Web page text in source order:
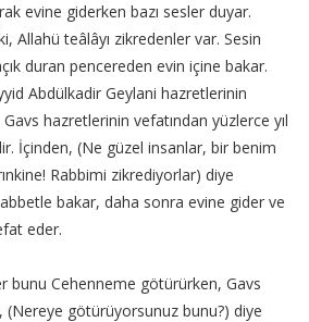
evine giderken bazı sesler duyar.
Allahü teâlâyı zikredenler var. Sesin
duran pencereden evin içine bakar.
Abdülkadir Geylani hazretlerinin
hazretlerinin vefatından yüzlerce yıl
İçinden, (Ne güzel insanlar, bir benim
Rabbimi zikrediyorlar) diye
bakar, daha sonra evine gider ve
eder.
bunu Cehenneme götürürken, Gavs
(Nereye götürüyorsunuz bunu?) diye